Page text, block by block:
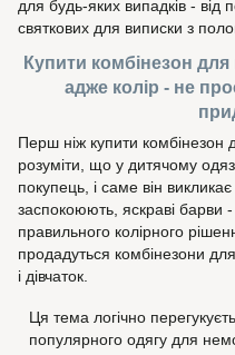
для будь-яких випадків - від
святкових для виписки з
Купити комбінезон
адже колір - не
Перш ніж купити
розуміти, що у дитячому
покупець, і саме він
заспокоюють, яскраві барви -
правильного колірного
продадуться комбінезони
і дівчаток.
Ця тема логічно
популярного одягу для